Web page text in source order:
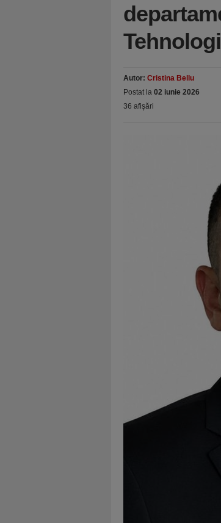
Autor: Cristina Bellu
Postat la 02 iunie 2026
36 afişări